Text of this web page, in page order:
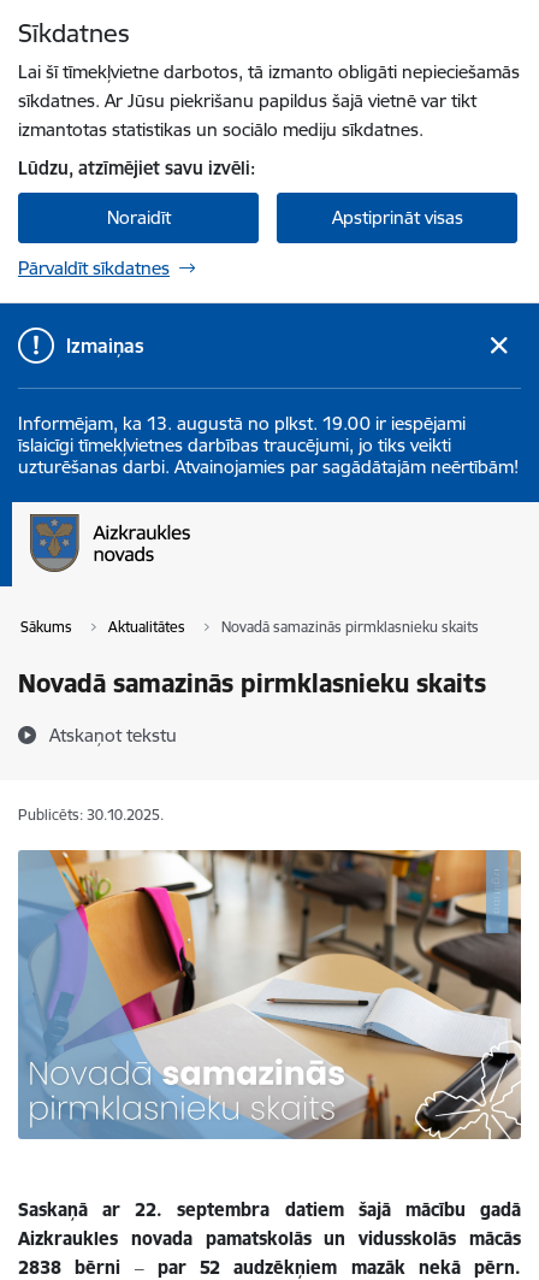
Sīkdatnes
Lai šī tīmekļvietne darbotos, tā izmanto obligāti nepieciešamās
sīkdatnes. Ar Jūsu piekrišanu papildus šajā vietnē var tikt
izmantotas statistikas un sociālo mediju sīkdatnes.
Lūdzu, atzīmējiet savu izvēli:
Noraidīt Apstiprināt visas
Pārvaldīt sīkdatnes
Izmaiņas
Informējam, ka 13. augustā no plkst. 19.00 ir iespējami
īslaicīgi tīmekļvietnes darbības traucējumi, jo tiks veikti
uzturēšanas darbi. Atvainojamies par sagādātajām neērtībām!
Sākums Aktualitātes Novadā samazinās pirmklasnieku skaits
Novadā samazinās pirmklasnieku skaits
Atskaņot tekstu
Publicēts: 30.10.2025.
Saskaņā ar 22. septembra datiem šajā mācību gadā
Aizkraukles novada pamatskolās un vidusskolās mācās
2838 bērni ‒ par 52 audzēkņiem mazāk nekā pērn.